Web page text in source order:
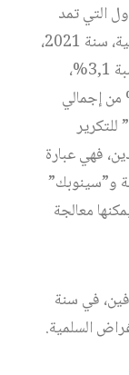
التي تمد
الصين بالنفط، بحسب بيانات الجمارك الصينية، سنة 2021،
إذ ارتفعت الواردات الصينية من المملكة بنسبة 3,1%،
كما زادت حصتها إلى 17% من إجمالي
للتكرير
فهي عبارة
و”سينوبك”
معالجة
في سنة